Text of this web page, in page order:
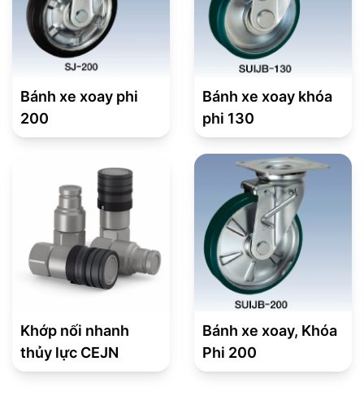
Bánh xe xoay phi
200
Bánh xe xoay khóa
phi 130
Khớp nối nhanh
thủy lực CEJN
Bánh xe xoay, Khóa
Phi 200